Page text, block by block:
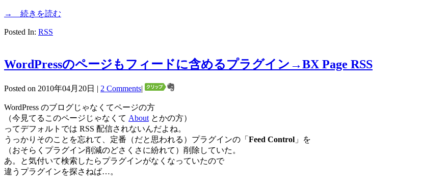
→ 続きを読む
Posted In: RSS
WordPressのページもフィードに含めるプラグイン→BX Page RSS
Posted on 2010年04月20日 | 2 Comments|
WordPress のブログじゃなくてページの方
（今見てるこのページじゃなくて About とかの方）
ってデフォルトでは RSS 配信されないんだよね。
うっかりそのことを忘れて、定番（だと思われる）プラグインの「 Feed Control 」を
（おそらくプラグイン削減のどさくさに紛れて）削除していた。
あ。と気付いて検索したらプラグインがなくなっていたので
違うプラグインを探さねば…。